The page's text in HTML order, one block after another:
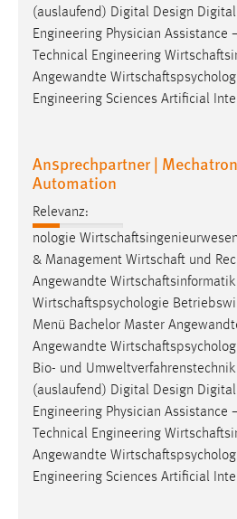
(auslaufend) Digital Design Digital
Engineering Physician Assistance
Technical Engineering
Angewandte
Engineering Sciences Artificial
Ansprechpartner |
Automation
Relevanz:
nologie Wirtschaftsingenieurwesen
& Management Wirtschaft und
Angewandte Wirtschaftsinformatik
Wirtschaftspsychologie
Menü Bachelor Master
Angewandte
Bio- und
(auslaufend) Digital Design Digital
Engineering Physician Assistance
Technical Engineering
Angewandte
Engineering Sciences Artificial